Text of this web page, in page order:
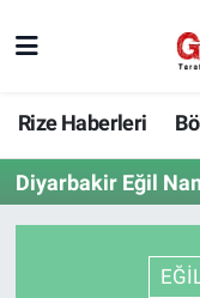
Rize Haberleri
Diyarbakir Eğil